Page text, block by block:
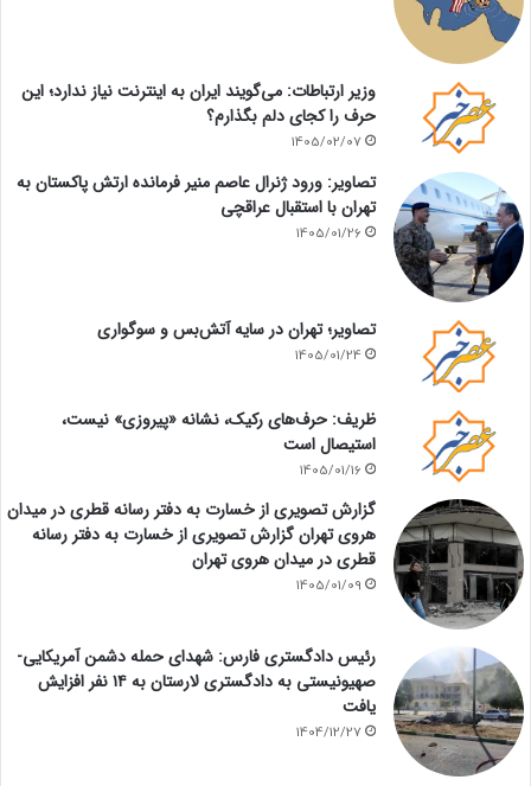
وزیر ارتباطات: می‌گویند ایران به اینترنت نیاز ندارد؛ این
حرف را کجای دلم بگذارم؟
1405/02/07
تصاویر: ورود ژنرال عاصم منیر فرمانده ارتش پاکستان به
تهران با استقبال عراقچی
1405/01/26
تصاویر؛ تهران در سایه آتش‌بس و سوگواری
1405/01/24
ظریف: حرف‌های رکیک، نشانه «پیروزی» نیست،
استیصال است
1405/01/16
گزارش تصویری از خسارت به دفتر رسانه قطری در میدان
هروی تهران گزارش تصویری از خسارت به دفتر رسانه
قطری در میدان هروی تهران
1405/01/09
رئیس دادگستری فارس: شهدای حمله دشمن آمریکایی-
صهیونیستی به دادگستری لارستان به ۱۴ نفر افزایش
یافت
1404/12/27